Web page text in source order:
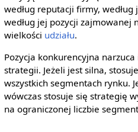
według reputacji firmy,
według jej pozycji zajmowanej
wielkości udziału.
Pozycja konkurencyjna
strategii. Jeżeli jest silna,
wszystkich segmentach rynku.
wówczas stosuje się strategię
na ograniczonej liczbie